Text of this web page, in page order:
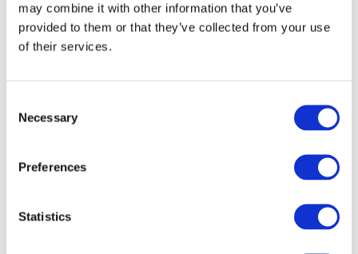
may combine it with other information that you’ve
provided to them or that they’ve collected from your use
of their services.
Selection
Necessary
Preferences
Statistics
Todos los